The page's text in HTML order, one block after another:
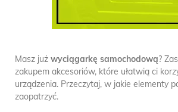
Masz już wyciągarkę samochodową?
zakupem akcesoriów, które ułatwią ci
urządzenia. Przeczytaj, w jakie elementy
zaopatrzyć.